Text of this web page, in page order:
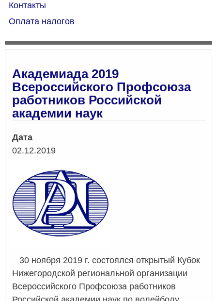
Контакты
Оплата налогов
Академиада 2019
Всероссийского Профсоюза
работников Российской
академии наук
Дата
02.12.2019
30 ноября 2019 г. состоялся открытый Кубок
Нижегородской региональной организации
Всероссийского Профсоюза работников